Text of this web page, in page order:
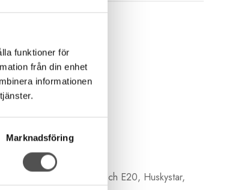
funktioner för
från din enhet
informationen
Marknadsföring
heller för H|Class E10 och E20, Huskystar,